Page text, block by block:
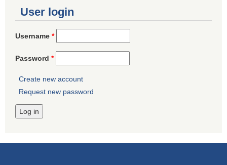
User login
Username *
Password *
Create new account
Request new password